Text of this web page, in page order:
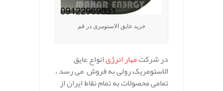
خرید عایق الاستومری در قم
در شرکتمهار انرژیانواع عایق
الاستومریک رولی به فروش می رسد ،
تمامی محصولات به تمام نقاط ایران از